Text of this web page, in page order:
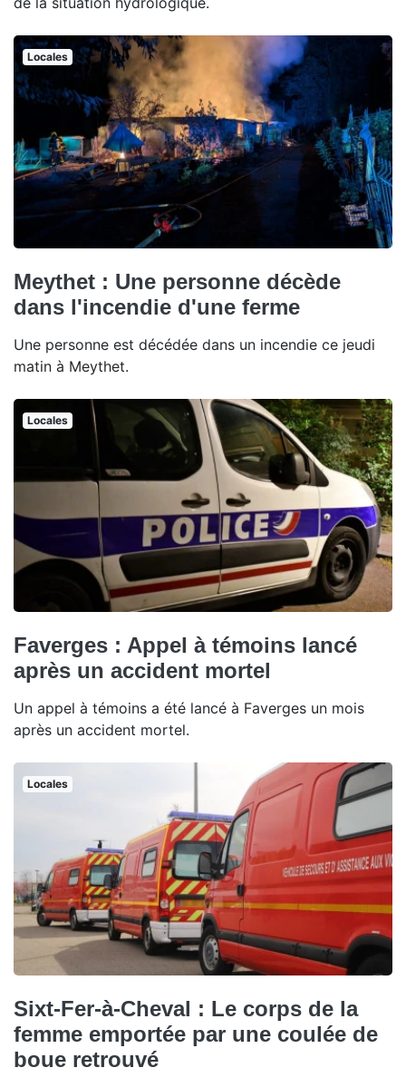
Locales
Meythet : Une personne décède
dans l'incendie d'une ferme
Une personne est décédée dans un incendie ce jeudi
matin à Meythet.
Locales
Faverges : Appel à témoins lancé
après un accident mortel
Un appel à témoins a été lancé à Faverges un mois
après un accident mortel.
Locales
Sixt-Fer-à-Cheval : Le corps de la
femme emportée par une coulée de
boue retrouvé